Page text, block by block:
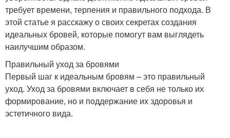
требует времени, терпения и правильного подхода. В
этой статье я расскажу о своих секретах создания
идеальных бровей, которые помогут вам выглядеть
наилучшим образом.
Правильный уход за бровями
Первый шаг к идеальным бровям – это правильный
уход. Уход за бровями включает в себя не только их
формирование, но и поддержание их здоровья и
эстетичного вида.